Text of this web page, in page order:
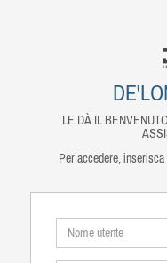
LE DÀ IL
Per accedere,